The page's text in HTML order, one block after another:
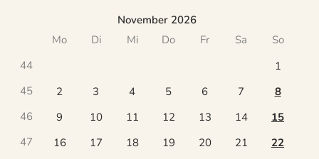
November 2026
Mo
Di Mi Do Fr Sa
So
44
1
45
2 3 4 5 6 7
8
46
9 10 11 12 13 14
15
47
16 17 18 19 20 21
22